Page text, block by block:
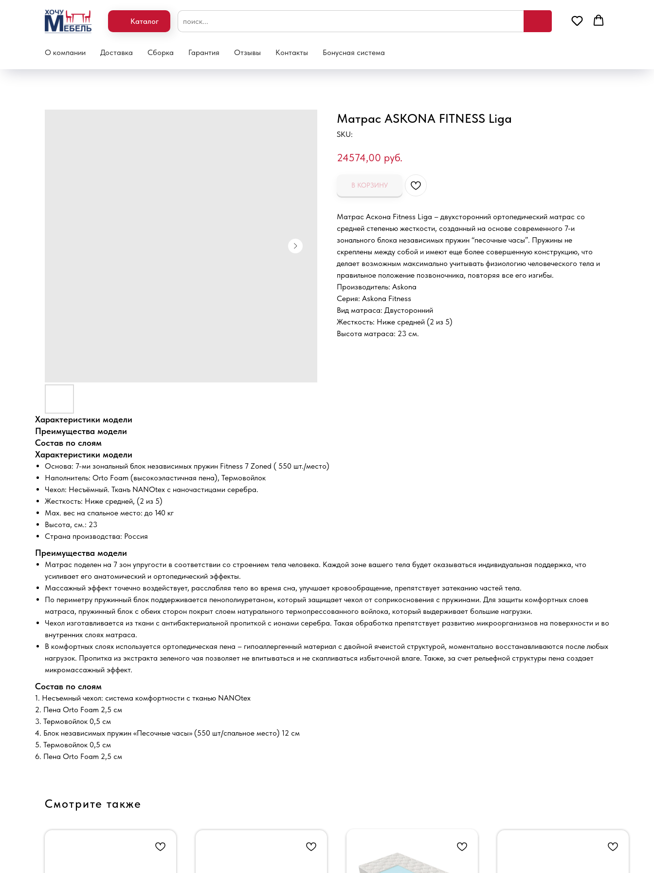
Каталог
О компании Доставка Сборка Гарантия Отзывы Контакты Бонусная система
Матрас ASKONA FITNESS Liga
SKU:
24574,00 руб.
В КОРЗИНУ
Матрас Аскона Fitness Liga – двухсторонний ортопедический матрас со
средней степенью жесткости, созданный на основе современного 7-и
зонального блока независимых пружин “песочные часы”. Пружины не
скреплены между собой и имеют еще более совершенную конструкцию, что
делает возможным максимально учитывать физиологию человеческого тела и
правильное положение позвоночника, повторяя все его изгибы.
Производитель: Askona
Серия: Askona Fitness
Вид матраса: Двусторонний
Жесткость: Ниже средней (2 из 5)
Высота матраса: 23 см.
Характеристики модели
Преимущества модели
Состав по слоям
Характеристики модели
Основа: 7-ми зональный блок независимых пружин Fitness 7 Zoned ( 550 шт./место)
Наполнитель: Orto Foam (высокоэластичная пена), Термовойлок
Чехол: Неcъёмный. Тканъ NANOtex с наночастицами серебра.
Жесткость: Ниже средней, (2 из 5)
Max. вес на спальное место: до 140 кг
Высота, см.: 23
Страна производства: Россия
Преимущества модели
Матрас поделен на 7 зон упругости в соответствии со строением тела человека. Каждой зоне вашего тела будет оказываться индивидуальная поддержка, что
усиливает его анатомический и ортопедический эффекты.
Массажный эффект точечно воздействует, расслабляя тело во время сна, улучшает кровообращение, препятствует затеканию частей тела.
По периметру пружинный блок поддерживается пенополиуретаном, который защищает чехол от соприкосновения с пружинами. Для защиты комфортных слоев
матраса, пружинный блок с обеих сторон покрыт слоем натурального термопрессованного войлока, который выдерживает большие нагрузки.
Чехол изготавливается из ткани с антибактериальной пропиткой с ионами серебра. Такая обработка препятствует развитию микроорганизмов на поверхности и во
внутренних слоях матраса.
В комфортных слоях используется ортопедическая пена – гипоаллергенный материал с двойной ячеистой структурой, моментально восстанавливаются после любых
нагрузок. Пропитка из экстракта зеленого чая позволяет не впитываться и не скапливаться избыточной влаге. Также, за счет рельефной структуры пена создает
микромассажный эффект.
Состав по слоям
1. Несъемный чехол: система комфортности с тканью NANOtex
2. Пена Orto Foam 2,5 см
3. Термовойлок 0,5 см
4. Блок независимых пружин «Песочные часы» (550 шт/спальное место) 12 см
5. Термовойлок 0,5 см
6. Пена Orto Foam 2,5 см
Смотрите также